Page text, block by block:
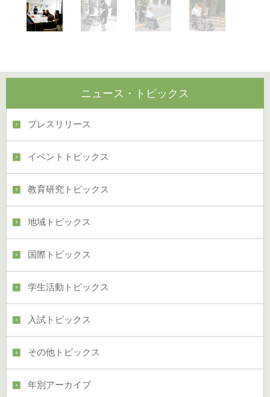
ニュース・トピックス
プレスリリース
イベントトピックス
教育研究トピックス
地域トピックス
国際トピックス
学生活動トピックス
入試トピックス
その他トピックス
年別アーカイブ